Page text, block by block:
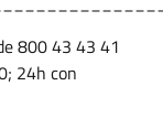
800 43 43 41
24h con